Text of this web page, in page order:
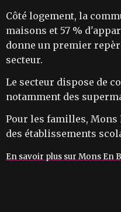
Côté logement, la
maisons et 57 %
donne un premier
secteur.
Le secteur dispose de
notamment des
Pour les familles, Mons
des établissements
En savoir plus sur Mons En